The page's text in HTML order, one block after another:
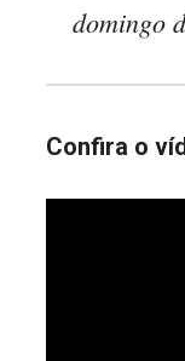
domingo
Confira o